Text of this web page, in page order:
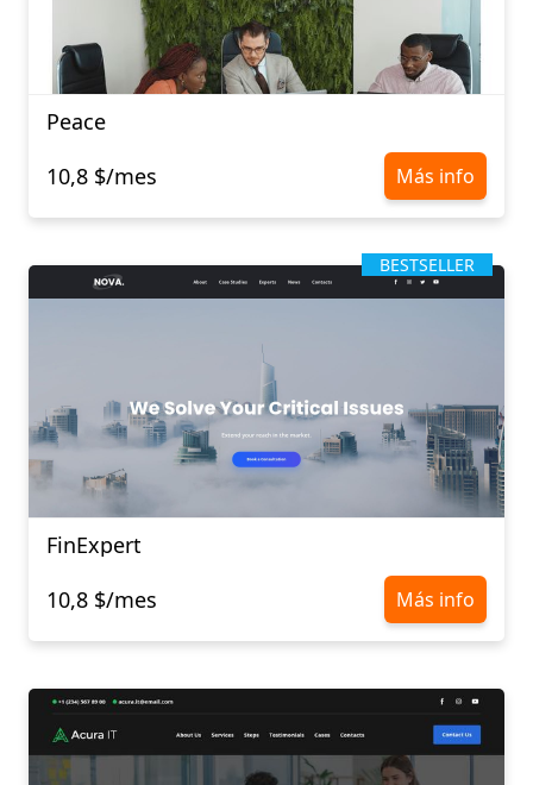
Peace
10,8 $/mes
Más info
BESTSELLER
FinExpert
10,8 $/mes
Más info